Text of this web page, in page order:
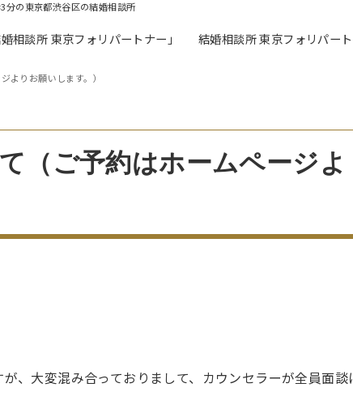
分の東京都渋谷区の結婚相談所
相談所 東京フォリパートナー」 結婚相談所 東京フォリパー
よりお願いします。）
（ご予約はホームページよ
、大変混み合っておりまして、カウンセラーが全員面談